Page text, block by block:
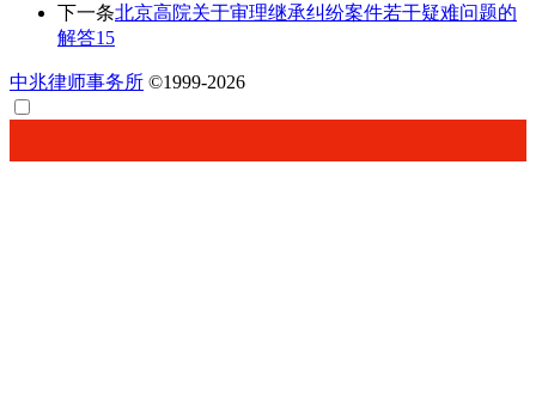
下一条北京高院关于审理继承纠纷案件若干疑难问题的
解答15
中兆律师事务所 ©1999-2026